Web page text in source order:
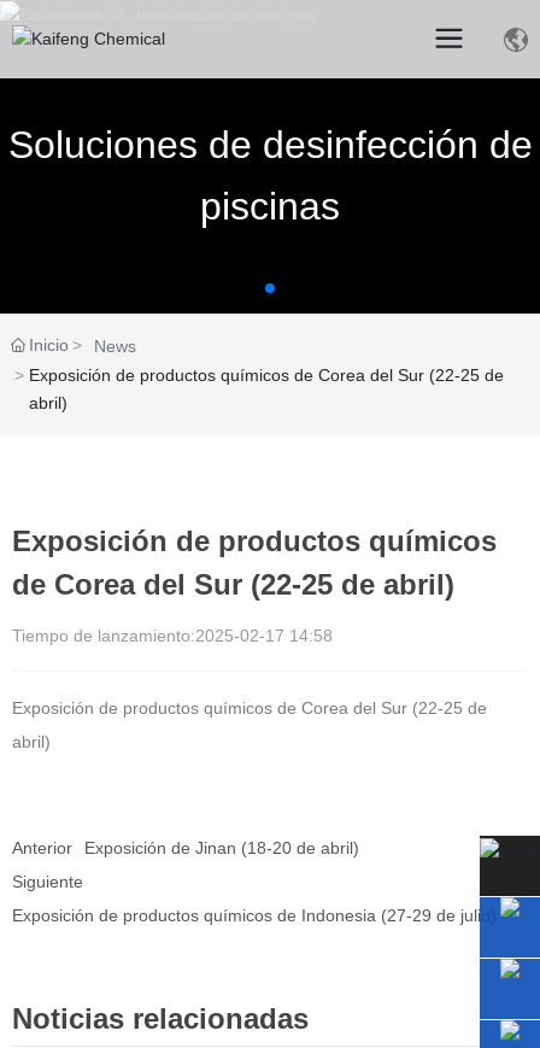
Soluciones de desinfección de
piscinas
Inicio
News
Exposición de productos químicos de Corea del Sur (22-25 de
abril)
Exposición de productos químicos
de Corea del Sur (22-25 de abril)
Tiempo de lanzamiento:2025-02-17 14:58
Exposición de productos químicos de Corea del Sur (22-25 de
abril)
Anterior Exposición de Jinan (18-20 de abril)
Exposición de productos químicos de Indonesia (27-29 de julio)
Siguiente
Noticias relacionadas